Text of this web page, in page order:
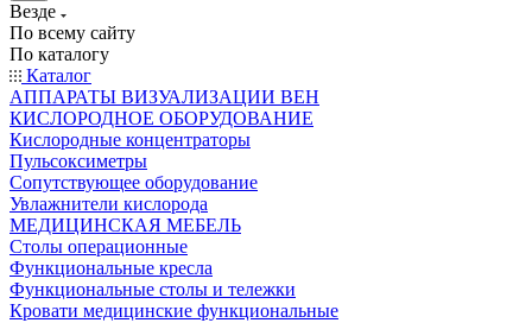
Везде
По всему сайту
По каталогу
Каталог
АППАРАТЫ ВИЗУАЛИЗАЦИИ ВЕН
КИСЛОРОДНОЕ ОБОРУДОВАНИЕ
Кислородные концентраторы
Пульсоксиметры
Сопутствующее оборудование
Увлажнители кислорода
МЕДИЦИНСКАЯ МЕБЕЛЬ
Столы операционные
Функциональные кресла
Функциональные столы и тележки
Кровати медицинские функциональные